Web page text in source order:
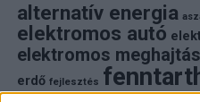
alternatív energia
elektromos autó
elektromos meghajtás
erdő fejlesztés
földgáz fűtés